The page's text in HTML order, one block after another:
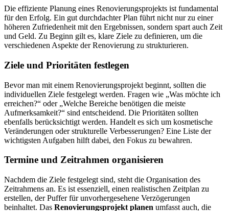
Die effiziente Planung eines Renovierungsprojekts ist fundamental
für den Erfolg. Ein gut durchdachter Plan führt nicht nur zu einer
höheren Zufriedenheit mit den Ergebnissen, sondern spart auch Zeit
und Geld. Zu Beginn gilt es, klare Ziele zu definieren, um die
verschiedenen Aspekte der Renovierung zu strukturieren.
Ziele und Prioritäten festlegen
Bevor man mit einem Renovierungsprojekt beginnt, sollten die
individuellen Ziele festgelegt werden. Fragen wie „Was möchte ich
erreichen?“ oder „Welche Bereiche benötigen die meiste
Aufmerksamkeit?“ sind entscheidend. Die Prioritäten sollten
ebenfalls berücksichtigt werden. Handelt es sich um kosmetische
Veränderungen oder strukturelle Verbesserungen? Eine Liste der
wichtigsten Aufgaben hilft dabei, den Fokus zu bewahren.
Termine und Zeitrahmen organisieren
Nachdem die Ziele festgelegt sind, steht die Organisation des
Zeitrahmens an. Es ist essenziell, einen realistischen Zeitplan zu
erstellen, der Puffer für unvorhergesehene Verzögerungen
beinhaltet. Das Renovierungsprojekt planen umfasst auch, die